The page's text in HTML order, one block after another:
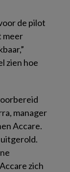
de pilot
meer
zien hoe
manager
Accare.
zich